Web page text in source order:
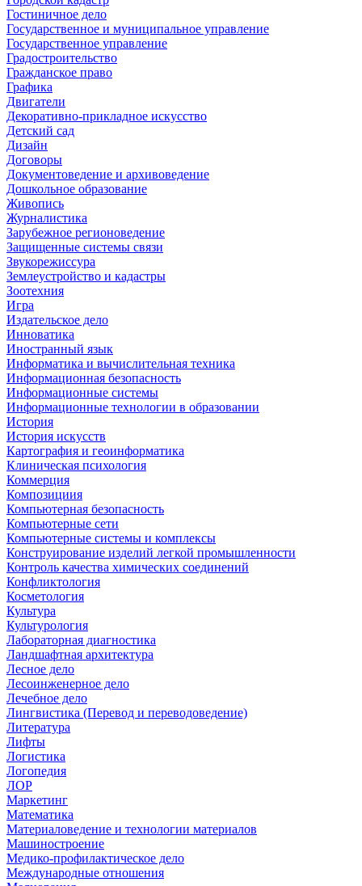
Гостиничное дело
Государственное и муниципальное управление
Государственное управление
Градостроительство
Гражданское право
Графика
Двигатели
Декоративно-прикладное искусство
Детский сад
Дизайн
Договоры
Документоведение и архивоведение
Дошкольное образование
Живопись
Журналистика
Зарубежное регионоведение
Защищенные системы связи
Звукорежиссура
Землеустройство и кадастры
Зоотехния
Игра
Издательское дело
Инноватика
Иностранный язык
Информатика и вычислительная техника
Информационная безопасность
Информационные системы
Информационные технологии в образовании
История
История искусств
Картография и геоинформатика
Клиническая психология
Коммерция
Композициия
Компьютерная безопасность
Компьютерные сети
Компьютерные системы и комплексы
Конструирование изделий легкой промышленности
Контроль качества химических соединений
Конфликтология
Косметология
Культура
Культурология
Лабораторная диагностика
Ландшафтная архитектура
Лесное дело
Лесоинженерное дело
Лечебное дело
Лингвистика (Перевод и переводоведение)
Литература
Лифты
Логистика
Логопедия
ЛОР
Маркетинг
Математика
Материаловедение и технологии материалов
Машиностроение
Медико-профилактическое дело
Международные отношения